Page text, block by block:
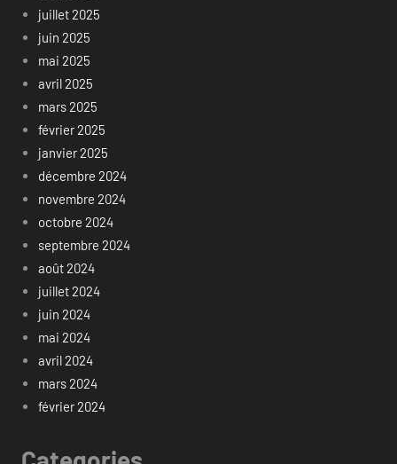
juillet 2025
juin 2025
mai 2025
avril 2025
mars 2025
février 2025
janvier 2025
décembre 2024
novembre 2024
octobre 2024
septembre 2024
août 2024
juillet 2024
juin 2024
mai 2024
avril 2024
mars 2024
février 2024